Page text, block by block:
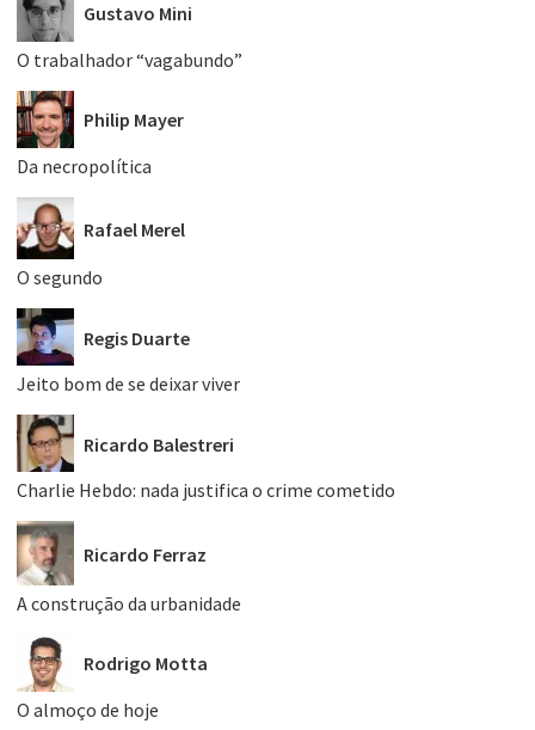
Gustavo Mini
O trabalhador “vagabundo”
Philip Mayer
Da necropolítica
Rafael Merel
O segundo
Regis Duarte
Jeito bom de se deixar viver
Ricardo Balestreri
Charlie Hebdo: nada justifica o crime cometido
Ricardo Ferraz
A construção da urbanidade
Rodrigo Motta
O almoço de hoje